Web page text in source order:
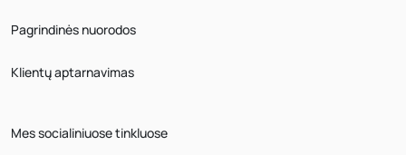
Pagrindinės nuorodos
Klientų aptarnavimas
Mes socialiniuose tinkluose